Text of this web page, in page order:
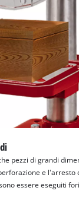
pezzi di grandi
e l'arresto
essere eseguiti